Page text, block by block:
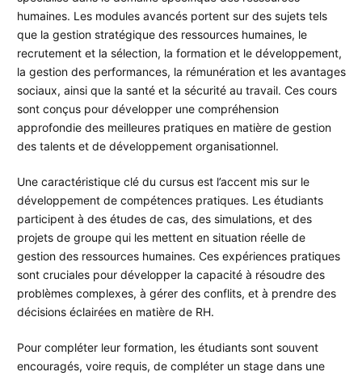
humaines. Les modules avancés portent sur des sujets tels
que la gestion stratégique des ressources humaines, le
recrutement et la sélection, la formation et le développement,
la gestion des performances, la rémunération et les avantages
sociaux, ainsi que la santé et la sécurité au travail. Ces cours
sont conçus pour développer une compréhension
approfondie des meilleures pratiques en matière de gestion
des talents et de développement organisationnel.
Une caractéristique clé du cursus est l’accent mis sur le
développement de compétences pratiques. Les étudiants
participent à des études de cas, des simulations, et des
projets de groupe qui les mettent en situation réelle de
gestion des ressources humaines. Ces expériences pratiques
sont cruciales pour développer la capacité à résoudre des
problèmes complexes, à gérer des conflits, et à prendre des
décisions éclairées en matière de RH.
Pour compléter leur formation, les étudiants sont souvent
encouragés, voire requis, de compléter un stage dans une